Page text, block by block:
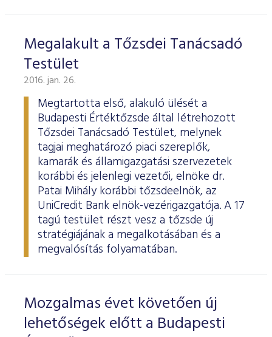
Megalakult a Tőzsdei Tanácsadó
Testület
2016. jan. 26.
Megtartotta első, alakuló ülését a
Budapesti Értéktőzsde által létrehozott
Tőzsdei Tanácsadó Testület, melynek
tagjai meghatározó piaci szereplők,
kamarák és államigazgatási szervezetek
korábbi és jelenlegi vezetői, elnöke dr.
Patai Mihály korábbi tőzsdeelnök, az
UniCredit Bank elnök-vezérigazgatója. A 17
tagú testület részt vesz a tőzsde új
stratégiájának a megalkotásában és a
megvalósítás folyamatában.
Mozgalmas évet követően új
lehetőségek előtt a Budapesti